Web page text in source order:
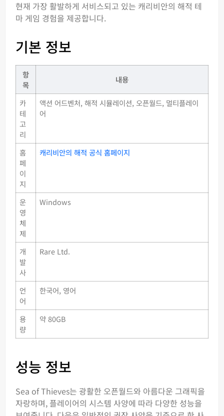
현재 가장 활발하게 서비스되고 있는 캐리비안의 해적 테
마 게임 경험을 제공합니다.
기본 정보
항
목
내용
카
테
고
리
액션 어드벤처, 해적 시뮬레이션, 오픈월드, 멀티플레이
어
홈
페
이
지
캐리비안의 해적 공식 홈페이지
운
영
체
제
Windows
개
발
사
Rare Ltd.
언
어
한국어, 영어
용
량
약 80GB
성능 정보
Sea of Thieves는 광활한 오픈월드와 아름다운 그래픽을
자랑하며, 플레이어의 시스템 사양에 따라 다양한 성능을